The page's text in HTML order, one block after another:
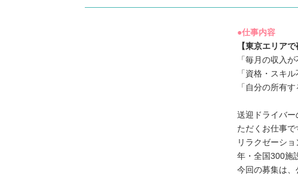
●仕事内容
【東京エリア
「毎月の収入
「資格・スキ
「自分の所有
送迎ドライバ
ただくお仕事で
リラクゼーシ
年・全国300施
今回の募集は